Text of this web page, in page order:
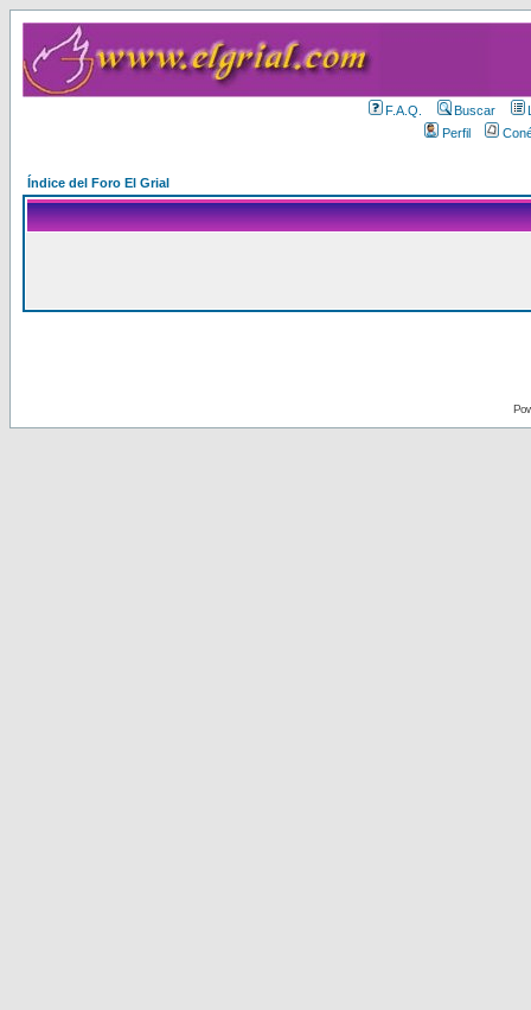
F.A.Q. Buscar
Perfil
Índice del Foro El Grial